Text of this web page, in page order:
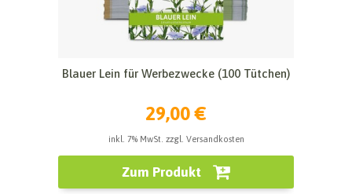
Blauer Lein für Werbezwecke (100 Tütchen)
29,00 €
inkl. 7% MwSt. zzgl. Versandkosten
Zum Produkt